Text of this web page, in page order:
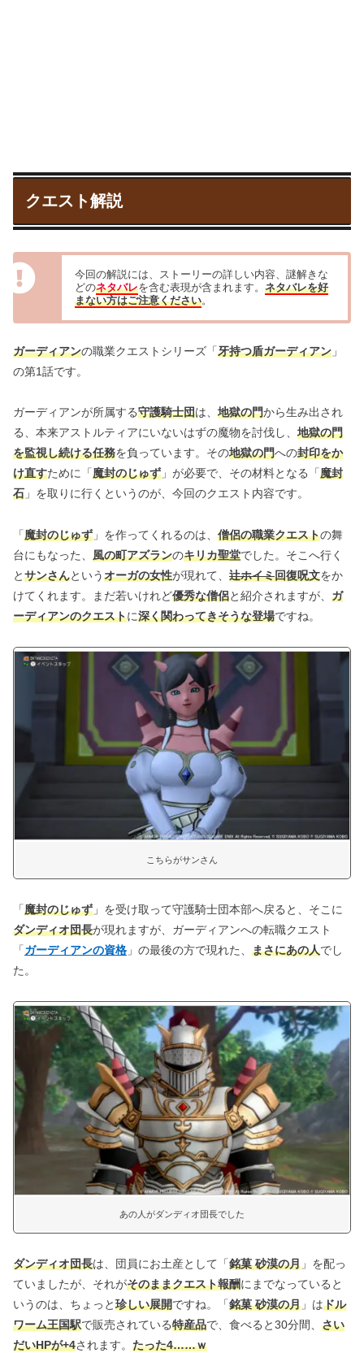
クエスト解説
今回の解説には、ストーリーの詳しい内容、謎解きな
どのネタバレを含む表現が含まれます。 ネタバレを好
まない方はご注意ください。
ガーディアンの職業クエストシリーズ「牙持つ盾ガーディアン 」
の第1話です。
ガーディアンが所属する守護騎士団は、 地獄の門から生み出され
る、本来アストルティアにいないはずの魔物を討伐し、 地獄の門
を監視し続ける任務を負っています。その地獄の門への封印をか
け直すために「魔封のじゅず 」が必要で、その材料となる「魔封
石 」を取りに行くというのが、今回のクエスト内容です。
「魔封のじゅず 」を作ってくれるのは、 僧侶の職業クエストの舞
台にもなった、 風の町アズランのキリカ聖堂でした。そこへ行く
とサンさんというオーガの女性が現れて、 辻ホイミ回復呪文をか
けてくれます。まだ若いけれど優秀な僧侶と紹介されますが、 ガ
ーディアンのクエストに深く関わってきそうな登場ですね。
こちらがサンさん
「魔封のじゅず 」を受け取って守護騎士団本部へ戻ると、そこに
ダンディオ団長が現れますが、ガーディアンへの転職クエスト
「ガーディアンの資格 」の最後の方で現れた、 まさにあの人でし
た。
あの人がダンディオ団長でした
ダンディオ団長は、団員にお土産として「銘菓 砂漠の月 」を配っ
ていましたが、それがそのままクエスト報酬にまでなっていると
いうのは、ちょっと珍しい展開ですね。「銘菓 砂漠の月 」はドル
ワーム王国駅で販売されている特産品で、食べると30分間、 さい
だいHPが+4されます。 たった4……ｗ